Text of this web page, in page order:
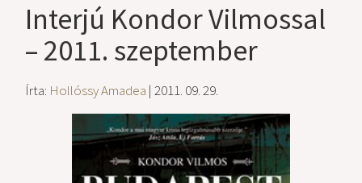
Interjú Kondor Vilmossal
– 2011. szeptember
Írta: Hollóssy Amadea | 2011. 09. 29.